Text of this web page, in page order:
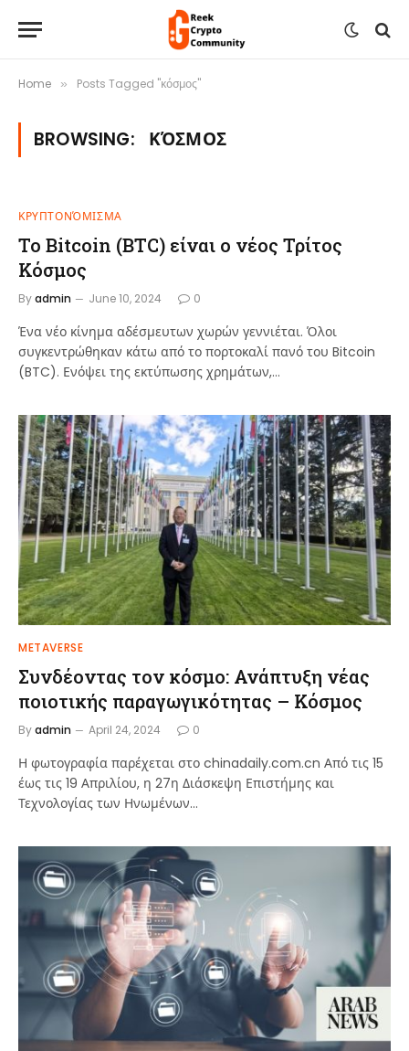
Home » Posts Tagged "κόσμος"
BROWSING: ΚΌΣΜΟΣ
ΚΡΥΠΤΟΝΌΜΙΣΜΑ
Το Bitcoin (BTC) είναι ο νέος Τρίτος
Κόσμος
Byadmin June 10, 2024 0
Ένα νέο κίνημα αδέσμευτων χωρών γεννιέται. Όλοι
συγκεντρώθηκαν κάτω από το πορτοκαλί πανό του Bitcoin
(BTC). Ενόψει της εκτύπωσης χρημάτων,…
METAVERSE
Συνδέοντας τον κόσμο: Ανάπτυξη νέας
ποιοτικής παραγωγικότητας – Κόσμος
Byadmin April 24, 2024 0
Η φωτογραφία παρέχεται στο chinadaily.com.cn Από τις 15
έως τις 19 Απριλίου, η 27η Διάσκεψη Επιστήμης και
Τεχνολογίας των Ηνωμένων…